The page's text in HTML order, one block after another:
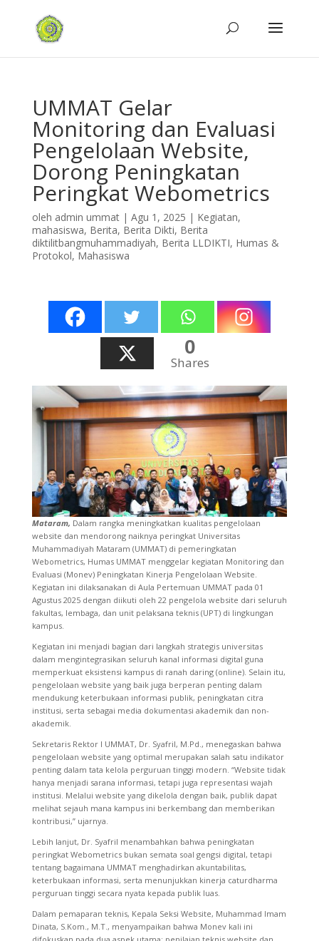
UMMAT Gelar
Monitoring dan Evaluasi
Pengelolaan Website,
Dorong Peningkatan
Peringkat Webometrics
oleh admin ummat| Agu 1, 2025 | Kegiatan,
mahasiswa, Berita, Berita Dikti, Berita
diktilitbangmuhammadiyah, Berita LLDIKTI, Humas &
Protokol, Mahasiswa
0
Shares
Mataram, Dalam rangka meningkatkan kualitas pengelolaan
website dan mendorong naiknya peringkat Universitas
Muhammadiyah Mataram (UMMAT) di pemeringkatan
Webometrics, Humas UMMAT menggelar kegiatan Monitoring dan
Evaluasi (Monev) Peningkatan Kinerja Pengelolaan Website.
Kegiatan ini dilaksanakan di Aula Pertemuan UMMAT pada 01
Agustus 2025 dengan diikuti oleh 22 pengelola website dari seluruh
fakultas, lembaga, dan unit pelaksana teknis (UPT) di lingkungan
kampus.
Kegiatan ini menjadi bagian dari langkah strategis universitas
dalam mengintegrasikan seluruh kanal informasi digital guna
memperkuat eksistensi kampus di ranah daring (online). Selain itu,
pengelolaan website yang baik juga berperan penting dalam
mendukung keterbukaan informasi publik, peningkatan citra
institusi, serta sebagai media dokumentasi akademik dan non-
akademik.
Sekretaris Rektor I UMMAT, Dr. Syafril, M.Pd., menegaskan bahwa
pengelolaan website yang optimal merupakan salah satu indikator
penting dalam tata kelola perguruan tinggi modern. “Website tidak
hanya menjadi sarana informasi, tetapi juga representasi wajah
institusi. Melalui website yang dikelola dengan baik, publik dapat
melihat sejauh mana kampus ini berkembang dan memberikan
kontribusi,” ujarnya.
Lebih lanjut, Dr. Syafril menambahkan bahwa peningkatan
peringkat Webometrics bukan semata soal gengsi digital, tetapi
tentang bagaimana UMMAT menghadirkan akuntabilitas,
keterbukaan informasi, serta menunjukkan kinerja caturdharma
perguruan tinggi secara nyata kepada publik luas.
Dalam pemaparan teknis, Kepala Seksi Website, Muhammad Imam
Dinata, S.Kom., M.T., menyampaikan bahwa Monev kali ini